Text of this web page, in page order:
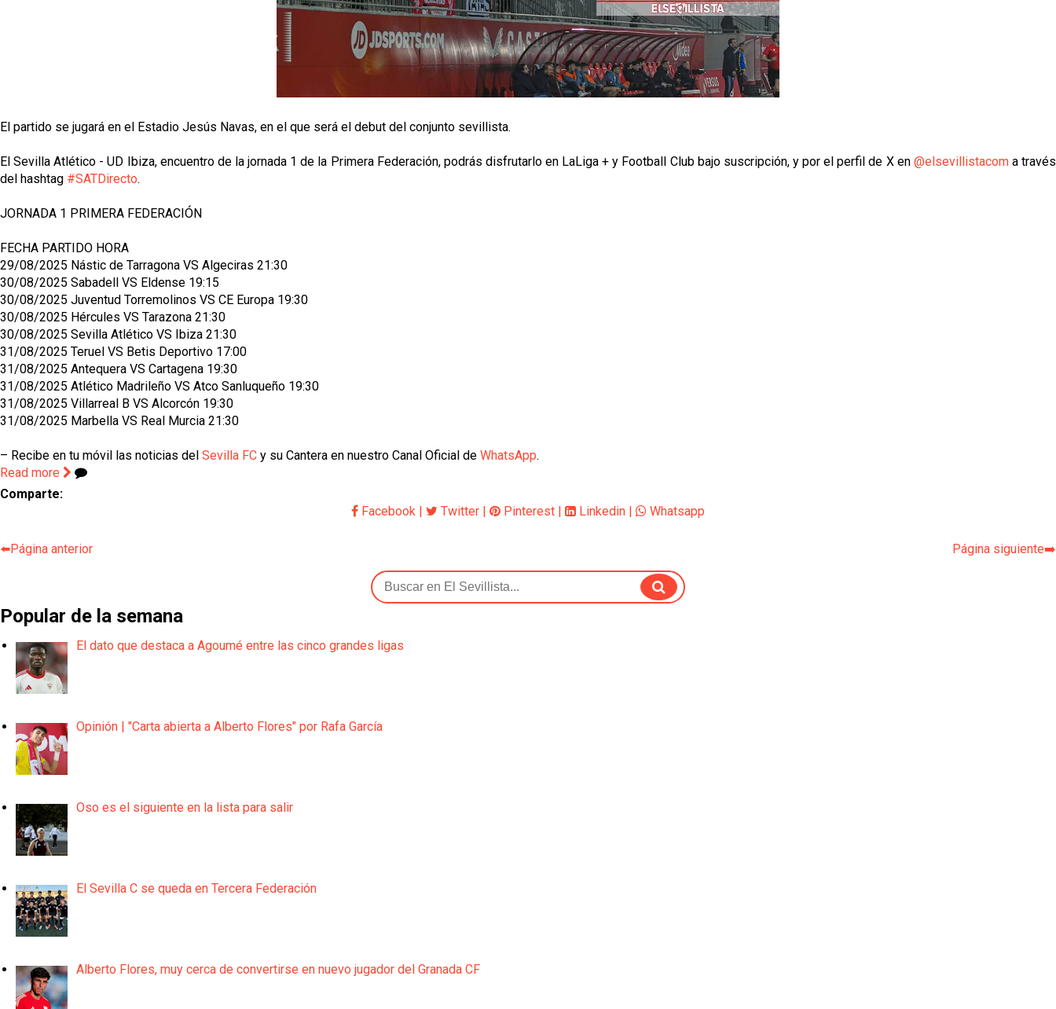
El partido se jugará en el Estadio Jesús Navas, en el que será el debut del conjunto sevillista.
El Sevilla Atlético - UD Ibiza, encuentro de la jornada 1 de la Primera Federación, podrás disfrutarlo en LaLiga + y Football Club bajo suscripción, y por el perfil de X en @elsevillistacoma través
del hashtag #SATDirecto.
JORNADA 1 PRIMERA FEDERACIÓN
FECHA PARTIDO HORA
29/08/2025 Nástic de Tarragona VS Algeciras 21:30
30/08/2025 Sabadell VS Eldense 19:15
30/08/2025 Juventud Torremolinos VS CE Europa 19:30
30/08/2025 Hércules VS Tarazona 21:30
30/08/2025 Sevilla Atlético VS Ibiza 21:30
31/08/2025 Teruel VS Betis Deportivo 17:00
31/08/2025 Antequera VS Cartagena 19:30
31/08/2025 Atlético Madrileño VS Atco Sanluqueño 19:30
31/08/2025 Villarreal B VS Alcorcón 19:30
31/08/2025 Marbella VS Real Murcia 21:30
– Recibe en tu móvil las noticias del Sevilla FC y su Cantera en nuestro Canal Oficial de WhatsApp.
Read more
Comparte:
Facebook | Twitter | Pinterest | Linkedin | Whatsapp
⬅️Página anterior Página siguiente➡️
Popular de la semana
El dato que destaca a Agoumé entre las cinco grandes ligas
Opinión | "Carta abierta a Alberto Flores" por Rafa García
Oso es el siguiente en la lista para salir
El Sevilla C se queda en Tercera Federación
Alberto Flores, muy cerca de convertirse en nuevo jugador del Granada CF